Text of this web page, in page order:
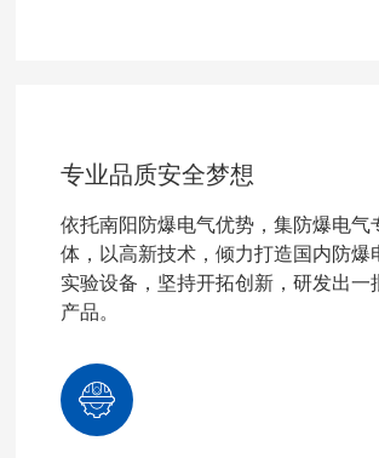
专业品质安全梦想
依托南阳防爆电气优势，集防爆电气
体，以高新技术，倾力打造国内防爆
实验设备，坚持开拓创新，研发出一
产品。